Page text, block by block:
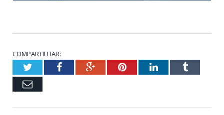
COMPARTILHAR:
TwitterFacebookGoogle+PinterestLinkedInTumblr
Email